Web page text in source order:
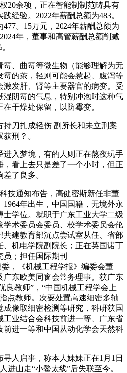
20余项，正在智能制制范畴具有
经验。2022年薪酬总额为483。
。15万元，2024年薪酬总额为
年，董事和高管薪酬总额削减
、曲霉等微生物（能够理解为无
霉的茶，轻则可能会惹起、腹泻等
激发肝、肾等主要器官的病变。受
湿阴霉的气息，特别冲泡时这种气
干燥处保留，以防霉变。
刀扎成轻伤 副所长和未立刑案
刑？。
入梦境，有的人则正在熬夜玩手
看上去只是差了一个小时，但正
了良多。
通知布告，高健密斯新任非董
年出生，中国国籍，无境外永
士学位。就职于广东工业大学二级
学术委员会委员、校学术委员会伦
共建教育部沉点尝试室从任、省部
、机电学院副院长；正在英国诺丁
员；担任国际期刊
委，《机械工程学报》编委会董
广东欧美同窗会常务理事。获广东
良教师”，“中国机械工程学会上
点教师。次要处置高速细密多轴
像取细密检测等研究，科研获国
工业结合会科技前进一等、广东省
前进一等和中国从动化学会天然科
人启事，称本人妹妹正在1月1日
进山走“小鳌太线”后失联至今。